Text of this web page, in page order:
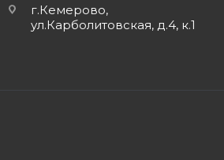
г.Кемерово,
ул.Карболитовская, д.4, к.1